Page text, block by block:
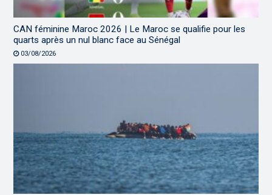
CAN féminine Maroc 2026 | Le Maroc se qualifie pour les
quarts après un nul blanc face au Sénégal
03/08/2026